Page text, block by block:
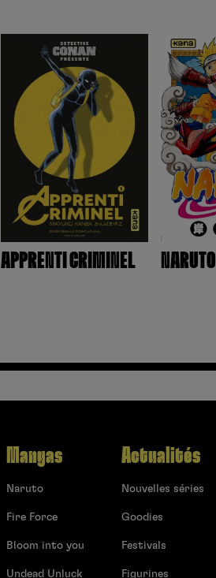
APPRENTI CRIMINEL NARUTO
Mangas
Naruto
Fire Force
Bloom into you
Undead Unluck
Actualités
Nouvelles séries
Goodies
Festivals
Figurines